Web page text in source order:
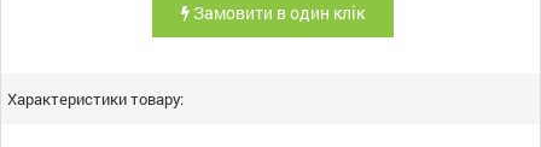
Замовити в один клік
Характеристики товару: